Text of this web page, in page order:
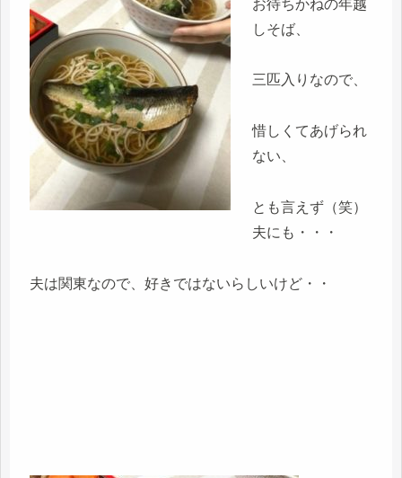
お待ちかねの年越
しそば、
三匹入りなので、
惜しくてあげられ
ない、
とも言えず（笑）
夫にも・・・
夫は関東なので、好きではないらしいけど・・